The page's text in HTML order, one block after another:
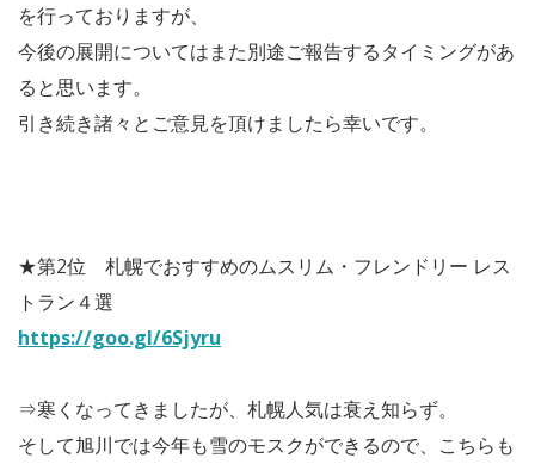
を行っておりますが、
今後の展開についてはまた別途ご報告するタイミングがあ
ると思います。
引き続き諸々とご意見を頂けましたら幸いです。
★第2位 札幌でおすすめのムスリム・フレンドリー レス
トラン４選
https://goo.gl/6Sjyru
⇒寒くなってきましたが、札幌人気は衰え知らず。
そして旭川では今年も雪のモスクができるので、こちらも